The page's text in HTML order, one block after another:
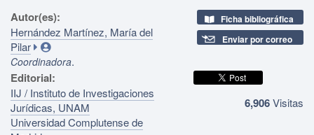
Autor(es):
Hernández Martínez, María del
Pilar
Coordinadora.
Editorial:
IIJ / Instituto de Investigaciones
Jurídicas, UNAM
Universidad Complutense de
Ficha bibliográfica
Enviar por correo
6,906Visitas